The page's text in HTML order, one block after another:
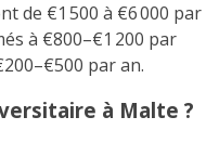
de €1 500 à €6 000 par
à €800–€1 200 par
par an.
à Malte ?